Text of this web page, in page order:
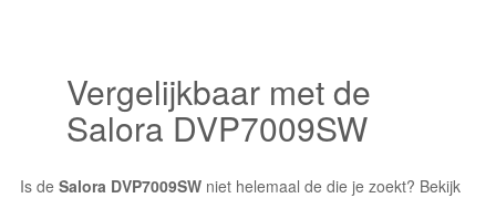
Vergelijkbaar met de
Salora DVP7009SW
Is de Salora DVP7009SW niet helemaal de die je zoekt? Bekijk